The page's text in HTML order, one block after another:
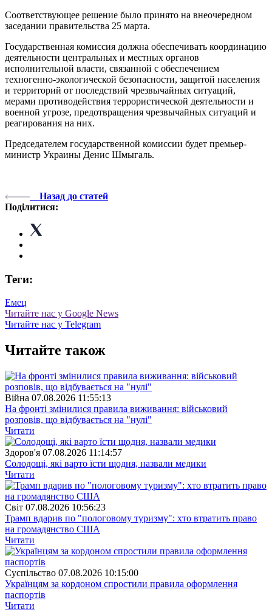
Соответствующее решение было принято на внеочередном
заседании правительства 25 марта.
Государственная комиссия должна обеспечивать координацию
деятельности центральных и местных органов
исполнительной власти, связанной с обеспечением
техногенно-экологической безопасности, защитой населения
и территорий от последствий чрезвычайных ситуаций,
мерами противодействия террористической деятельности и
военной угрозе, предотвращения чрезвычайных ситуаций и
реагирования на них.
Председателем государственной комиссии будет премьер-
министр Украины Денис Шмыгаль.
Назад до статей
Поділитися:
Теги:
Емец
Читайте нас у Google News
Читайте нас у Telegram
Читайте також
Війна 07.08.2026 11:55:13
На фронті змінилися правила виживання: військовий
розповів, що відбувається на "нулі"
Читати
Здоров'я 07.08.2026 11:14:57
Солодощі, які варто їсти щодня, назвали медики
Читати
Свiт 07.08.2026 10:56:23
Трамп вдарив по "пологовому туризму": хто втратить право
на громадянство США
Читати
Суспiльство 07.08.2026 10:15:00
Українцям за кордоном спростили правила оформлення
паспортів
Читати